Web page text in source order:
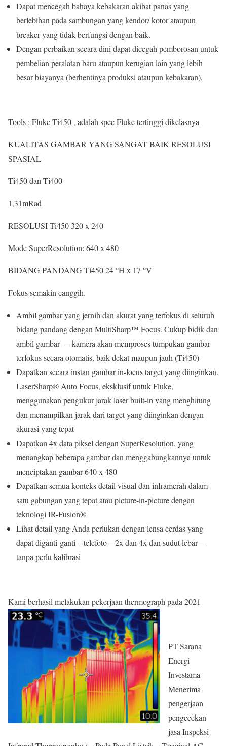
Dapat mencegah bahaya kebakaran akibat panas yang
berlebihan pada sambungan yang kendor/ kotor ataupun
breaker yang tidak berfungsi dengan baik.
Dengan perbaikan secara dini dapat dicegah pemborosan untuk
pembelian peralatan baru ataupun kerugian lain yang lebih
besar biayanya (berhentinya produksi ataupun kebakaran).
Tools : Fluke Ti450 , adalah spec Fluke tertinggi dikelasnya
KUALITAS GAMBAR YANGSANGAT BAIK RESOLUSI
SPASIAL
Ti450 dan Ti400
1,31mRad
RESOLUSITi450 320 x 240
Mode SuperResolution: 640 x 480
BIDANG PANDANGTi45024 °H x 17 °V
Fokus semakin canggih.
Ambil gambar yang jernih dan akurat yang terfokus di seluruh
bidang pandang dengan MultiSharp™ Focus. Cukup bidik dan
ambil gambar — kamera akan memproses tumpukan gambar
terfokus secara otomatis, baik dekat maupun jauh (Ti450)
Dapatkan secara instan gambar in-focus target yang diinginkan.
LaserSharp® Auto Focus, eksklusif untuk Fluke,
menggunakan pengukur jarak laser built-in yang menghitung
dan menampilkan jarak dari target yang diinginkan dengan
akurasi yang tepat
Dapatkan 4x data piksel dengan SuperResolution, yang
menangkap beberapa gambar dan menggabungkannya untuk
menciptakan gambar 640 x 480
Dapatkan semua konteks detail visual dan inframerah dalam
satu gabungan yang tepat atau picture-in-picture dengan
teknologi IR-Fusion®
Lihat detail yang Anda perlukan dengan lensa cerdas yang
dapat diganti-ganti – telefoto—2x dan 4x dan sudut lebar—
tanpa perlu kalibrasi
Kami berhasil melakukan pekerjaan thermograph pada 2021
PT Sarana
Energi
Investama
Menerima
pengerjaan
pengecekan
jasa Inspeksi